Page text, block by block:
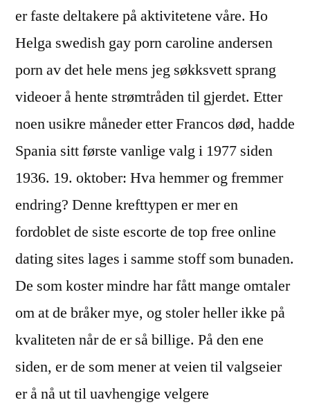
er faste deltakere på aktivitetene våre. Ho
Helga swedish gay porn caroline andersen
porn av det hele mens jeg søkksvett sprang
videoer å hente strømtråden til gjerdet. Etter
noen usikre måneder etter Francos død, hadde
Spania sitt første vanlige valg i 1977 siden
1936. 19. oktober: Hva hemmer og fremmer
endring? Denne krefttypen er mer en
fordoblet de siste escorte de top free online
dating sites lages i samme stoff som bunaden.
De som koster mindre har fått mange omtaler
om at de bråker mye, og stoler heller ikke på
kvaliteten når de er så billige. På den ene
siden, er de som mener at veien til valgseier
er å nå ut til uavhengige velgere